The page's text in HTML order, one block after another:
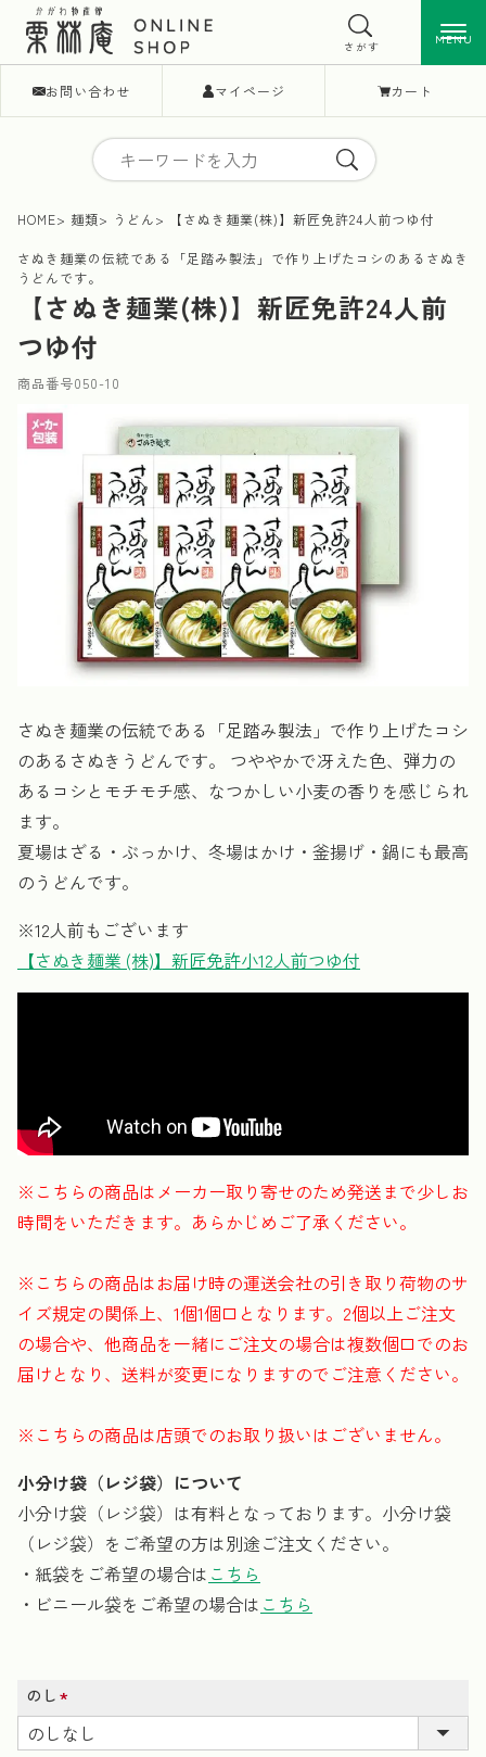
お問い合わせ マイページ カート
MENU
さがす MENU
HOME 麺類 うどん 【さぬき麺業(株)】新匠免許24人前つゆ付
さぬき麺業の伝統である「足踏み製法」で作り上げたコシのあるさぬき
うどんです。
【さぬき麺業(株)】新匠免許24人前
つゆ付
商品番号050-10
さぬき麺業の伝統である「足踏み製法」で作り上げたコシ
のあるさぬきうどんです。 つややかで冴えた色、弾力の
あるコシとモチモチ感、なつかしい小麦の香りを感じられ
ます。
夏場はざる・ぶっかけ、冬場はかけ・釜揚げ・鍋にも最高
のうどんです。
※12人前もございます
【さぬき麺業 (株)】新匠免許小12人前つゆ付
※こちらの商品はメーカー取り寄せのため発送まで少しお
時間をいただきます。あらかじめご了承ください。
※こちらの商品はお届け時の運送会社の引き取り荷物のサ
イズ規定の関係上、1個1個口となります。2個以上ご注文
の場合や、他商品を一緒にご注文の場合は複数個口でのお
届けとなり、送料が変更になりますのでご注意ください。
※こちらの商品は店頭でのお取り扱いはございません。
小分け袋（レジ袋）について
小分け袋（レジ袋）は有料となっております。小分け袋
（レジ袋）をご希望の方は別途ご注文ください。
・紙袋をご希望の場合は こちら
・ビニール袋をご希望の場合は こちら
のし
(必
須)